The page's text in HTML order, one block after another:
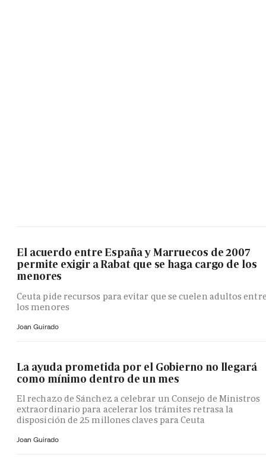
El acuerdo entre España y Marruecos de 2007
permite exigir a Rabat que se haga cargo de los
menores
Ceuta pide recursos para evitar que se cuelen adultos
los menores
Joan Guirado
La ayuda prometida por el Gobierno no llegará
como mínimo dentro de un mes
El rechazo de Sánchez a celebrar un Consejo de Ministros
extraordinario para acelerar los trámites retrasa la
disposición de 25 millones claves para Ceuta
Joan Guirado